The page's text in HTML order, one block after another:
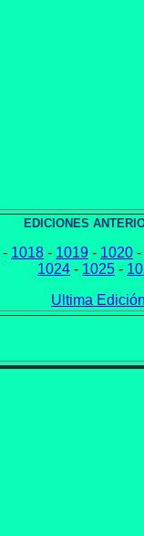
EDICIONES
- 1018 - 1019 - 1020 -
1024 - 1025 -
Ultima